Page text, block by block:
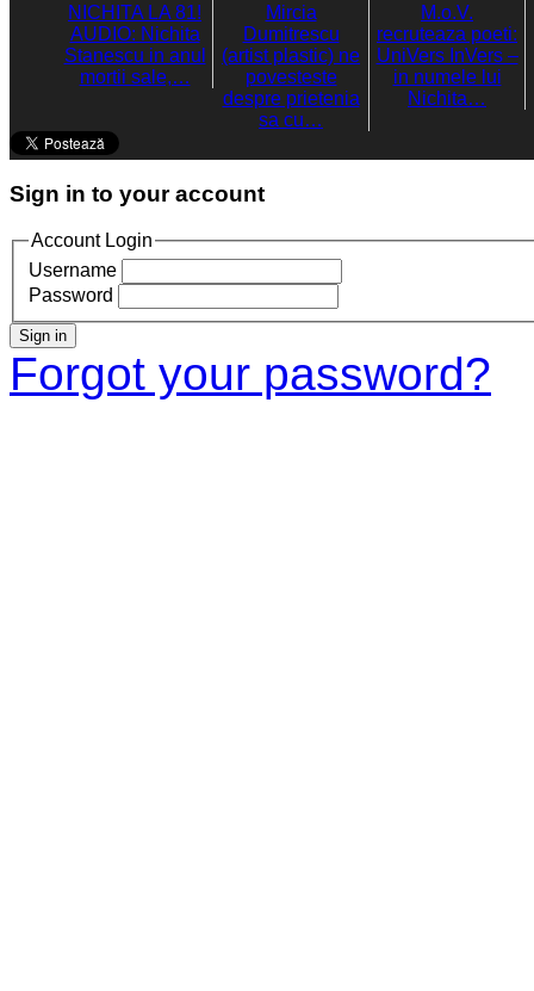
NICHITA LA 81!
AUDIO: Nichita
Stanescu in anul
mortii sale,…
Mircia
Dumitrescu
(artist plastic) ne
povesteste
despre prietenia
sa cu…
M.o.V.
recruteaza poeti:
UniVers InVers –
in numele lui
Nichita…
Sign in to your account
Account Login
Username
Password
Sign in
Forgot your password?